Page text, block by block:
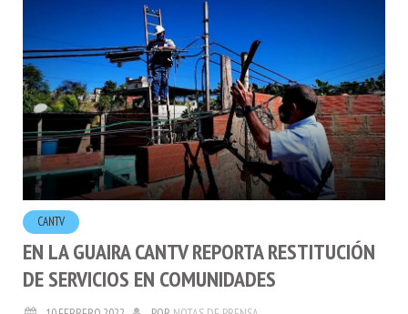
CANTV
EN LA GUAIRA CANTV REPORTA RESTITUCIÓN
DE SERVICIOS EN COMUNIDADES